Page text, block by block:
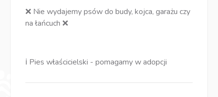
❌ Nie wydajemy psów do budy, kojca, garażu czy
na łańcuch ❌
ℹ️ Pies właścicielski - pomagamy w adopcji